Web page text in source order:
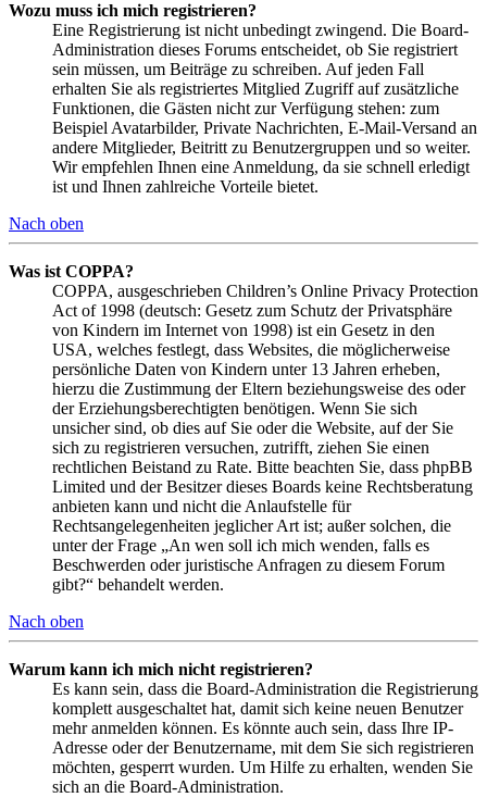
Wozu muss ich mich registrieren?
Eine Registrierung ist nicht unbedingt zwingend. Die Board-
Administration dieses Forums entscheidet, ob Sie registriert
sein müssen, um Beiträge zu schreiben. Auf jeden Fall
erhalten Sie als registriertes Mitglied Zugriff auf zusätzliche
Funktionen, die Gästen nicht zur Verfügung stehen: zum
Beispiel Avatarbilder, Private Nachrichten, E-Mail-Versand an
andere Mitglieder, Beitritt zu Benutzergruppen und so weiter.
Wir empfehlen Ihnen eine Anmeldung, da sie schnell erledigt
ist und Ihnen zahlreiche Vorteile bietet.
Nach oben
Was ist COPPA?
COPPA, ausgeschrieben Children’s Online Privacy Protection
Act of 1998 (deutsch: Gesetz zum Schutz der Privatsphäre
von Kindern im Internet von 1998) ist ein Gesetz in den
USA, welches festlegt, dass Websites, die möglicherweise
persönliche Daten von Kindern unter 13 Jahren erheben,
hierzu die Zustimmung der Eltern beziehungsweise des oder
der Erziehungsberechtigten benötigen. Wenn Sie sich
unsicher sind, ob dies auf Sie oder die Website, auf der Sie
sich zu registrieren versuchen, zutrifft, ziehen Sie einen
rechtlichen Beistand zu Rate. Bitte beachten Sie, dass phpBB
Limited und der Besitzer dieses Boards keine Rechtsberatung
anbieten kann und nicht die Anlaufstelle für
Rechtsangelegenheiten jeglicher Art ist; außer solchen, die
unter der Frage „An wen soll ich mich wenden, falls es
Beschwerden oder juristische Anfragen zu diesem Forum
gibt?“ behandelt werden.
Nach oben
Warum kann ich mich nicht registrieren?
Es kann sein, dass die Board-Administration die Registrierung
komplett ausgeschaltet hat, damit sich keine neuen Benutzer
mehr anmelden können. Es könnte auch sein, dass Ihre IP-
Adresse oder der Benutzername, mit dem Sie sich registrieren
möchten, gesperrt wurden. Um Hilfe zu erhalten, wenden Sie
sich an die Board-Administration.